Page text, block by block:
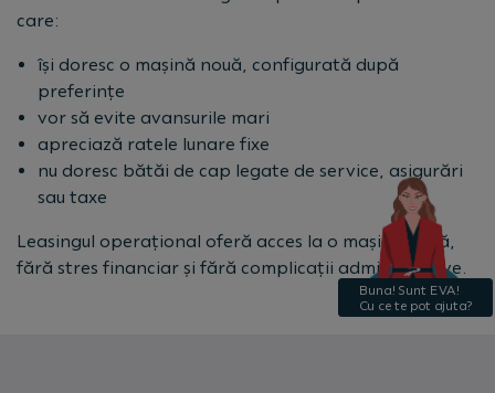
care:
își doresc o mașină nouă, configurată după
preferințe
vor să evite avansurile mari
apreciază ratele lunare fixe
nu doresc bătăi de cap legate de service, asigurări
sau taxe
Leasingul operațional oferă acces la o mașină nouă,
fără stres financiar și fără complicații administrative.